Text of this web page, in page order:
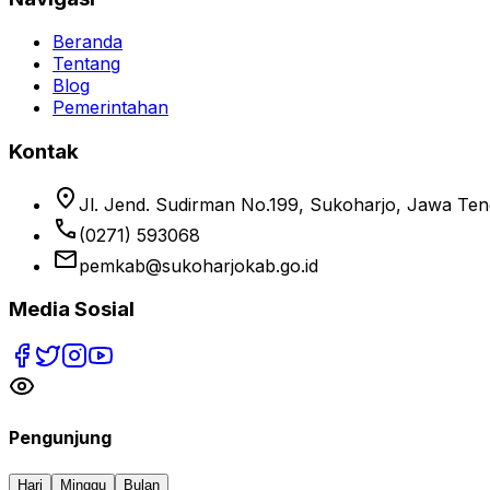
Beranda
Tentang
Blog
Pemerintahan
Kontak
location_on Jl. Jend. Sudirman No.199, Sukoharjo, Jawa
phone (0271) 593068
emailpemkab@sukoharjokab.go.id
Media Sosial
Pengunjung
Hari Minggu Bulan